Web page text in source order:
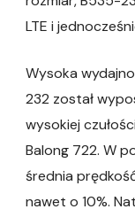
LTE i
Wysoka
232 został
wysokiej
Balong 722. W
średnia
nawet o 10%.